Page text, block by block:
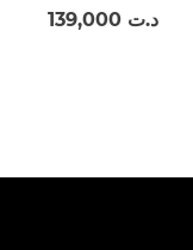
د.ت 139,000